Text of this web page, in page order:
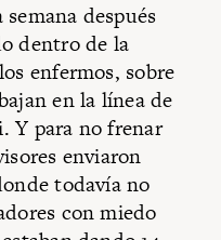
después
dentro de la
enfermos, sobre
en la línea de
Y para no frenar
enviaron
todavía no
con miedo